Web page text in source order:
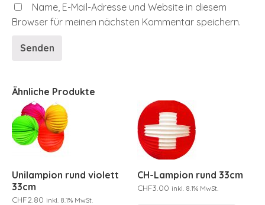
Name, E-Mail-Adresse und Website in diesem
Browser für meinen nächsten Kommentar speichern.
Ähnliche Produkte
Unilampion rund violett
33cm
CHF2.80 inkl. 8.1% MwSt.
CH-Lampion rund 33cm
CHF3.00 inkl. 8.1% MwSt.